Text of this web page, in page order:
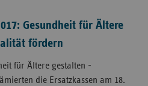
Gesundheit für Ältere
fördern
für Ältere gestalten -
die Ersatzkassen am 18.